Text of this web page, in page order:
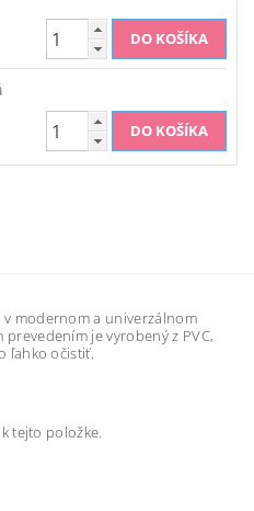
modernom a univerzálnom
je vyrobený z PVC,
ľahko očistiť.
tejto položke.